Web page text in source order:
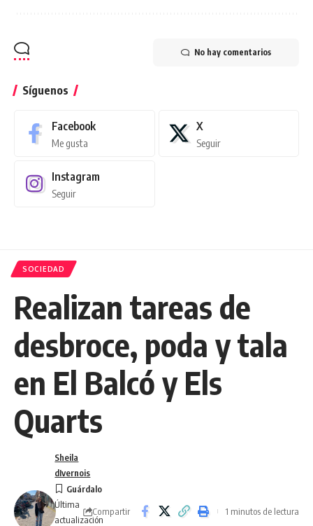
No hay comentarios
Síguenos
Facebook
Me gusta
X
Seguir
Instagram
Seguir
SOCIEDAD
Realizan tareas de
desbroce, poda y tala
en El Balcó y Els
Quarts
Última
actualización
Sheila
dIvernois
Compartir 1 minutos de lectura